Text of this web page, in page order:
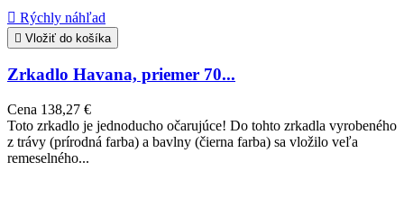
 Rýchly náhľad
 Vložiť do košíka
Zrkadlo Havana, priemer 70...
Cena 138,27 €
Toto zrkadlo je jednoducho očarujúce! Do tohto zrkadla vyrobeného
z trávy (prírodná farba) a bavlny (čierna farba) sa vložilo veľa
remeselného...